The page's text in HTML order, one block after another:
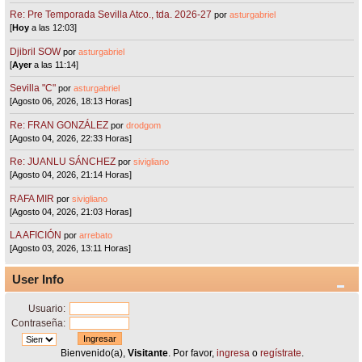
Re: Pre Temporada Sevilla Atco., tda. 2026-27 porasturgabriel
[Hoy a las 12:03]
Djibril SOW porasturgabriel
[Ayera las 11:14]
Sevilla "C"porasturgabriel
[Agosto 06, 2026, 18:13 Horas]
Re: FRAN GONZÁLEZ pordrodgom
[Agosto 04, 2026, 22:33 Horas]
Re: JUANLU SÁNCHEZ porsivigliano
[Agosto 04, 2026, 21:14 Horas]
RAFA MIR porsivigliano
[Agosto 04, 2026, 21:03 Horas]
LA AFICIÓN porarrebato
[Agosto 03, 2026, 13:11 Horas]
User Info
Usuario:
Contraseña:
Bienvenido(a), Visitante. Por favor, ingresao regístrate.